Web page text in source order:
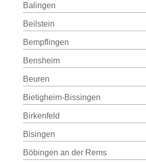
Balingen
Beilstein
Bempflingen
Bensheim
Beuren
Bietigheim-Bissingen
Birkenfeld
Bisingen
Böbingen an der Rems